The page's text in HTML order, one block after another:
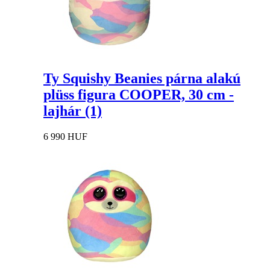
Ty Squishy Beanies párna alakú
plüss figura COOPER, 30 cm -
lajhár (1)
6 990 HUF